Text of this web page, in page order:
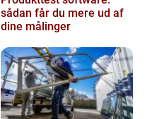
sådan får du mere ud af
dine målinger